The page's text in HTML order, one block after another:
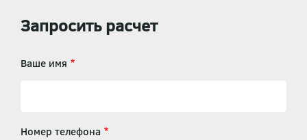
Запросить расчет
Ваше имя
Номер телефона